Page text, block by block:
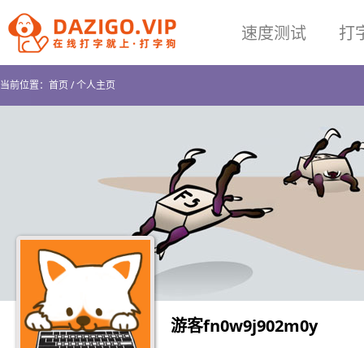
速度测试 打
当前位置： 首页/个人主页
游客fn0w9j902m0y